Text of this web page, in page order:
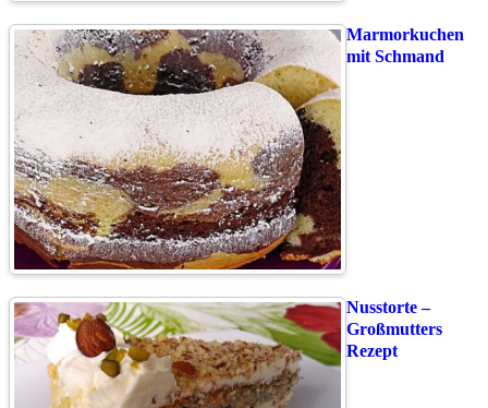
Marmorkuchen
mit Schmand
Nusstorte –
Großmutters
Rezept